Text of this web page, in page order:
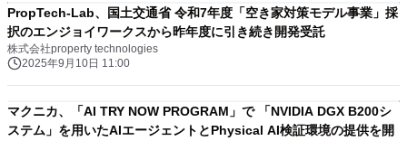
PropTech-Lab、国土交通省 令和7年度「空き家対策モデル事業」採
択のエンジョイワークスから昨年度に引き続き開発受託
株式会社property technologies
2025年9月10日 11:00
マクニカ、「AI TRY NOW PROGRAM」で 「NVIDIA DGX B200シ
ステム」を用いたAIエージェントとPhysical AI検証環境の提供を開